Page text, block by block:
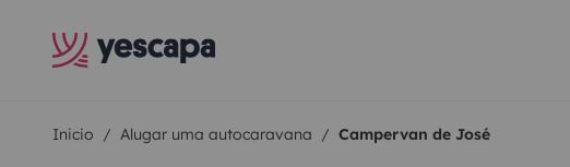
Inicio Alugar uma autocaravana Campervan de José